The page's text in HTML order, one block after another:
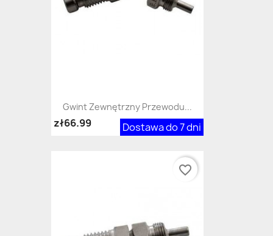
Gwint Zewnętrzny Przewodu...
Dostawa do 7 dni
zł66.99
favorite_border